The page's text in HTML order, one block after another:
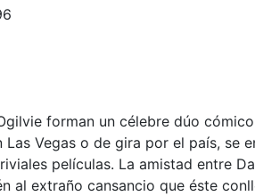
forman un célebre dúo
Vegas o de gira por el país, se
películas. La amistad entre
al extraño cansancio que éste